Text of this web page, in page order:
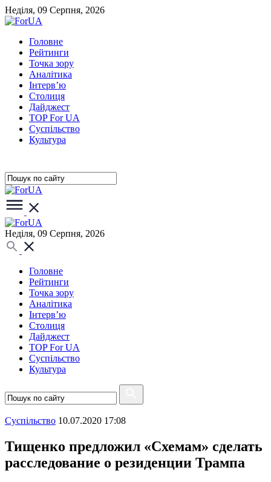
Неділя, 09 Серпня, 2026
Головне
Рейтинги
Точка зору
Аналітика
Інтерв’ю
Столиця
Дайджест
TOP For UA
Суспiльство
Культура
Неділя, 09 Серпня, 2026
Головне
Рейтинги
Точка зору
Аналітика
Інтерв’ю
Столиця
Дайджест
TOP For UA
Суспiльство
Культура
Суспiльство 10.07.2020 17:08
Тищенко предложил «Схемам» сделать
расследование о резиденции Трампа